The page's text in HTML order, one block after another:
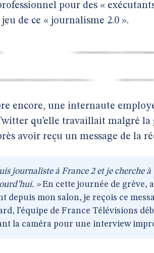
pour des «
de ce « journalisme 2.0 ».
encore, une internaute
qu’elle travaillait malgré
avoir reçu un message de la
journaliste à France 2 et je cherche
»En cette journée de grève,
depuis mon salon, je reçois ce
l’équipe de France Télévisions
la caméra pour une interview